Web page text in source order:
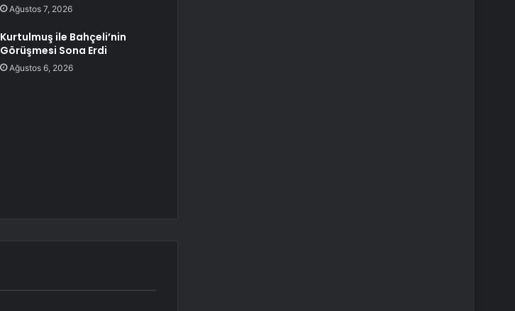
Ağustos 7, 2026
Kurtulmuş ile Bahçeli’nin
Görüşmesi Sona Erdi
Ağustos 6, 2026